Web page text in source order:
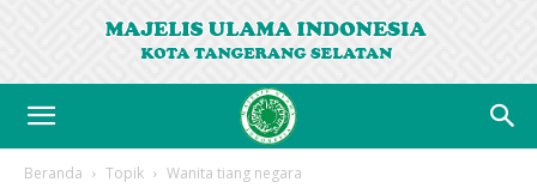
Beranda Topik Wanita tiang negara